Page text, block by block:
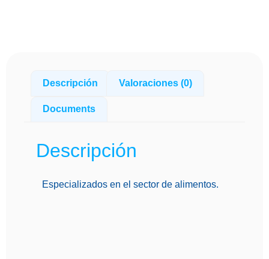
Descripción Valoraciones (0)
Documents
Descripción
Especializados en el sector de alimentos.